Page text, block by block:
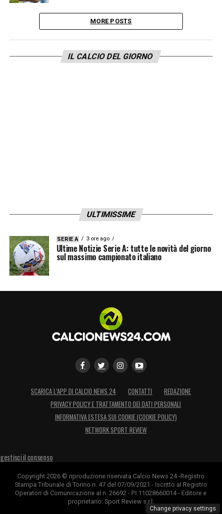
MORE POSTS
IL CALCIO DEL GIORNO
ULTIMISSIME
SERIE A 3 ore ago
Ultime Notizie Serie A: tutte le novità del giorno
sul massimo campionato italiano
SCARICA L’APP DI CALCIO NEWS 24 CONTATTI
REDAZIONE
PRIVACY POLICY E TRATTAMENTO DEI DATI PERSONALI
INFORMATIVA ESTESA SUI COOKIE (COOKIE POLICY)
NETWORK SPORT REVIEW
gestisci il consenso
Copyright 2026 © riproduzione riservata Calcio News 24 -Registro
Stampa Tribunale di Torino n. 47 del 07/09/2021 - Iscritto al Registro
Operatori di Comunicazione al n. 26692 - P.I.11028660014 - Editore e
proprietario: Sport Review s.r.l.
Change privacy settings